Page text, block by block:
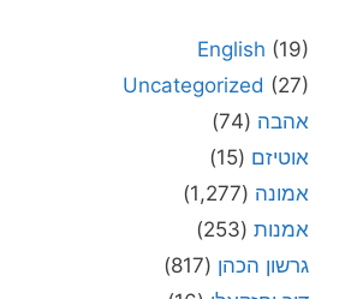
English (19)
Uncategorized (27)
אהבה (74)
אוטיזם (15)
אמונה (1,277)
אמנות (253)
גרשון הכהן (817)